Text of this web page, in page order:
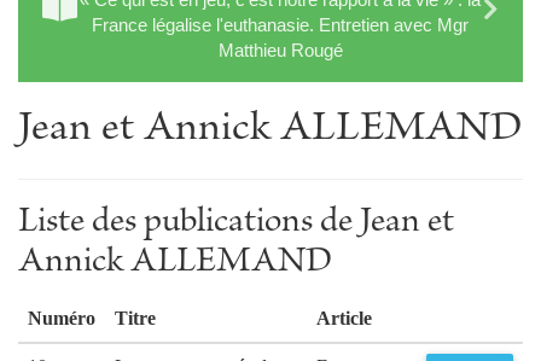
France légalise l'euthanasie. Entretien avec Mgr
Matthieu Rougé
Jean et Annick ALLEMAND
Liste des publications de Jean et
Annick ALLEMAND
Numéro Titre Article